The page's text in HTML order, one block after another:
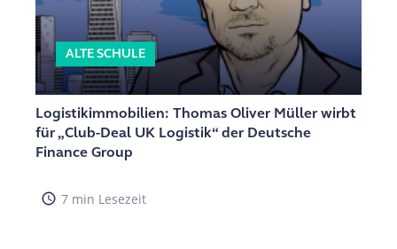
ALTE SCHULE
Logistikimmobilien: Thomas Oliver Müller wirbt
für „Club-Deal UK Logistik“ der Deutsche
Finance Group
access_time 7 min Lesezeit